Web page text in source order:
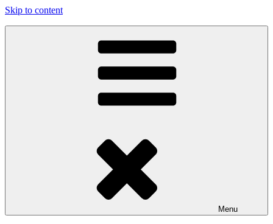
Skip to content
PUBLIC SHAME
Emme soita iskelmää. Soitamme viihdyttävää Rock musiikkia.
Menu